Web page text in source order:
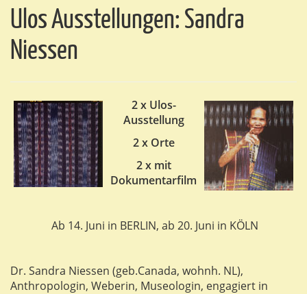
Ulos Ausstellungen: Sandra
Niessen
2 x Ulos-
Ausstellung
2 x Orte
2 x mit
Dokumentarfilm
Ab 14. Juni in BERLIN, ab 20. Juni in KÖLN
Dr. Sandra Niessen (geb.Canada, wohnh. NL),
Anthropologin, Weberin, Museologin, engagiert in